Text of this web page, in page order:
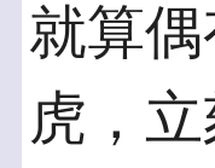
就算
虎，